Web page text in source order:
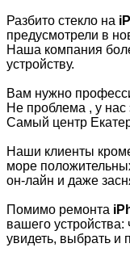
Разбито стекло на
предусмотрели в
Наша компания
устройству.
Вам нужно
Не проблема , у нас
Самый центр
Наши клиенты
море
он-лайн и даже
Помимо ремонта
вашего
увидеть, выбрать